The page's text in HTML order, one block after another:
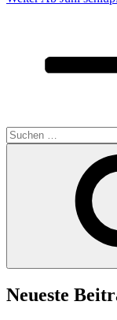
Suchen
nach:
Neueste